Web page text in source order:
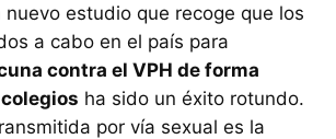
nuevo estudio que recoge que los
a cabo en el país para
contra el VPH de forma
ha sido un éxito rotundo.
por vía sexual es la